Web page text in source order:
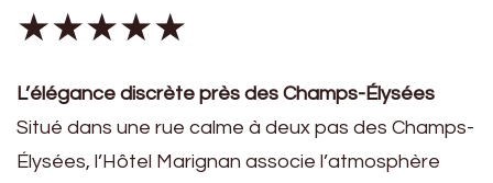
★★★★★
L’élégance discrète près des Champs-Élysées
Situé dans une rue calme à deux pas des Champs-
Élysées, l’Hôtel Marignan associe l’atmosphère